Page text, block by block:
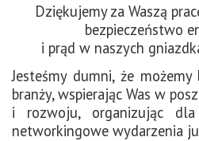
Dziękujemy za Waszą
bezpieczeństwo
i prąd w naszych
Jesteśmy dumni, że
branży, wspierając Was w
i rozwoju, organizując
networkingowe wydarzenia